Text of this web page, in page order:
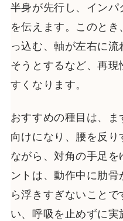
半身が先行し、インパ
を伝えます。このと
っ込む、軸が左右に
そうとするなど、再
すくなります。
おすすめの種目は、
向けになり、腰を反
ながら、対角の手足を
ントは、動作中に肋
ら浮きすぎないこと
い、呼吸を止めずに